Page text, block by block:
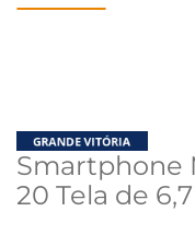
Smartphone
20 Tela de